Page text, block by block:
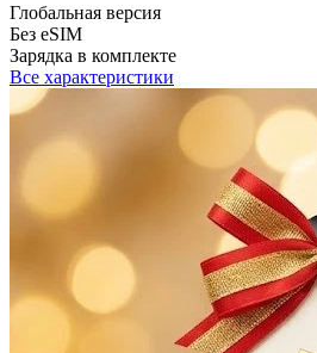
Глобальная версия
Без eSIM
Зарядка в комплекте
Все характеристики